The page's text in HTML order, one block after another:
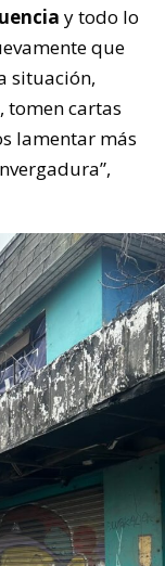
y todo lo
que
situación,
tomen cartas
lamentar más